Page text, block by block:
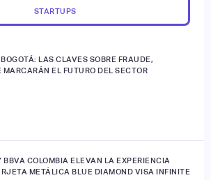
STARTUPS
LAS CLAVES SOBRE FRAUDE,
EL FUTURO DEL SECTOR
BBVA COLOMBIA ELEVAN LA EXPERIENCIA
METÁLICA BLUE DIAMOND VISA INFINITE